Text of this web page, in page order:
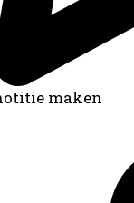
maken